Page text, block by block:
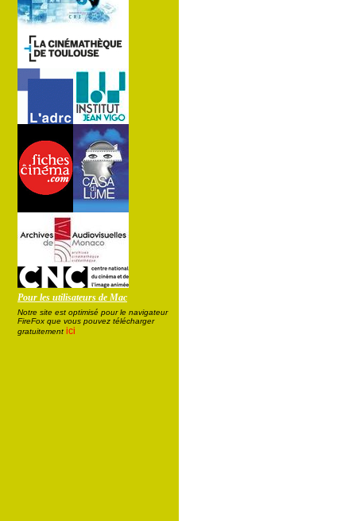
Pour les utilisateurs de Mac
Notre site est optimisé pour le navigateur
FireFox que vous pouvez télécharger
gratuitement ici